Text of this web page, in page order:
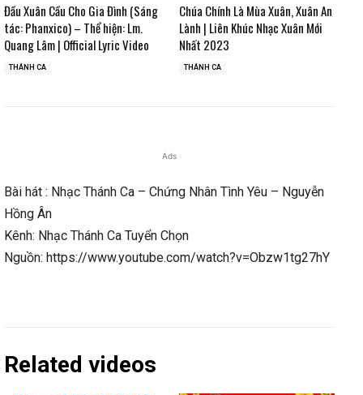
Đầu Xuân Cầu Cho Gia Đình (Sáng
tác: Phanxico) – Thể hiện: Lm.
Quang Lâm | Official Lyric Video
THÁNH CA
Chúa Chính Là Mùa Xuân, Xuân An
Lành | Liên Khúc Nhạc Xuân Mới
Nhất 2023
THÁNH CA
Ads
Bài hát : Nhạc Thánh Ca – Chứng Nhân Tình Yêu – Nguyễn
Hồng Ân
Kênh: Nhạc Thánh Ca Tuyển Chọn
Nguồn: https://www.youtube.com/watch?v=Obzw1tg27hY
Related videos